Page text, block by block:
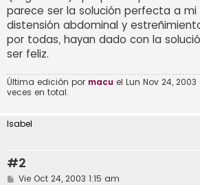
parece ser la solución perfecta a
distensión abdominal y
por todas, hayan dado con la
ser feliz.
Última edición por macu el Lun Nov 24,
veces en total.
Isabel
#2
M
Vie Oct 24, 2003 1:15 am